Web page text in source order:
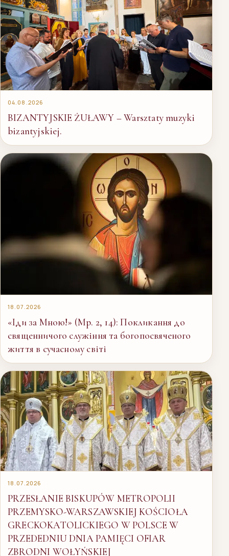
04.08.2026
BIZANTYJSKIE ŻUŁAWY – Warsztaty muzyki
bizantyjskiej.
18.07.2026
«Іди за Мною!» (Мр. 2, 14): Покликання до
священничого служіння та богопосвяченого
життя в сучасному світі
18.07.2026
PRZESŁANIE BISKUPÓW METROPOLII
PRZEMYSKO-WARSZAWSKIEJ KOŚCIOŁA
GRECKOKATOLICKIEGO W POLSCE W
PRZEDEDNIU DNIA PAMIĘCI OFIAR
ZBRODNI WOŁYŃSKIEJ